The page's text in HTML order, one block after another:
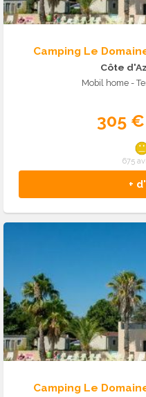
Camping Le
Côte
Mobil home -
305 €
+
675
Camping Le